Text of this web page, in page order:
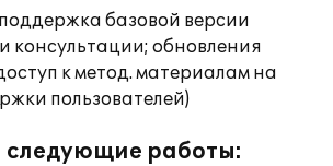
базовой версии
консультации; обновления
к метод. материалам на
пользователей)
работы: